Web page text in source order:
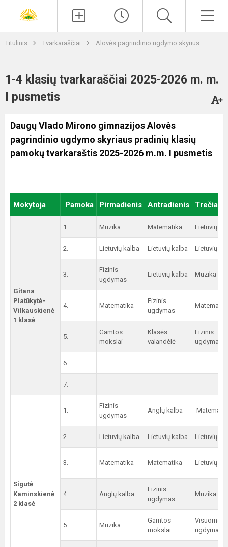
Titulinis Tvarkaraščiai Alovės pagrindinio ugdymo skyrius
1-4 klasių tvarkaraščiai 2025-2026 m. m.
I pusmetis
Daugų Vlado Mirono gimnazijos Alovės
pagrindinio ugdymo skyriaus pradinių klasių
pamokų tvarkaraštis 2025-2026 m.m. I pusmetis
Mokytoja Pamoka Pirmadienis Antradienis
Gitana
Platūkytė-
Vilkauskienė
1 klasė
1. Muzika Matematika Lietuvių
2. Lietuvių kalba Lietuvių kalba Lietuvių
3.
Fizinis
ugdymas
Lietuvių kalba Muzika
4. Matematika
Fizinis
ugdymas
5.
Gamtos
mokslai
Klasės
valandėlė
Fizinis
ugdymas
6.
7.
Sigutė
Kaminskienė
2 klasė
1.
Fizinis
ugdymas
Anglų kalba
2. Lietuvių kalba Lietuvių kalba Lietuvių
3. Matematika Matematika Lietuvių
4. Anglų kalba
Fizinis
ugdymas
Muzika
5. Muzika
Gamtos
mokslai
ugdymas